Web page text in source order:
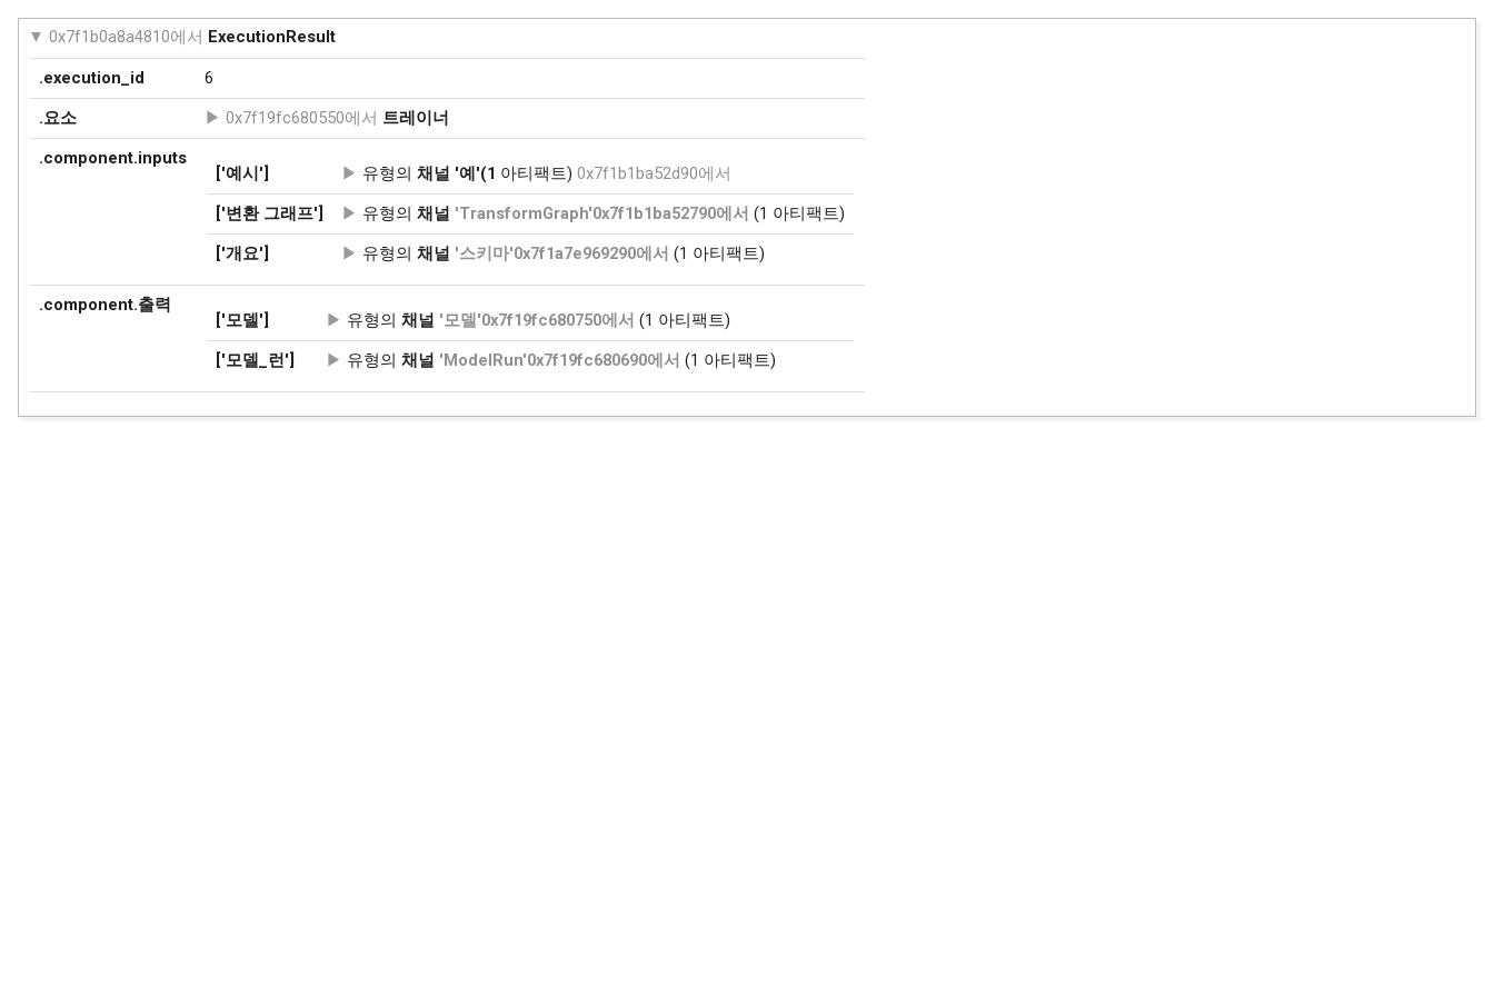
0x7f1b0a8a4810에서 ExecutionResult
.execution_id
6
.요소
0x7f19fc680550에서 트레이너
.component.inputs
['예시'] 유형의 채널 '예'(1 아티팩트) 0x7f1b1ba52d90에서
['변환 그래프']
유형의 채널 'TransformGraph'0x7f1b1ba52790에서 (1 아티팩트)
['개요']
유형의 채널 '스키마'0x7f1a7e969290에서 (1 아티팩트)
.component.출력
['모델'] 유형의 채널 '모델'0x7f19fc680750에서 (1 아티팩트)
['모델_런']
유형의 채널 'ModelRun'0x7f19fc680690에서 (1 아티팩트)